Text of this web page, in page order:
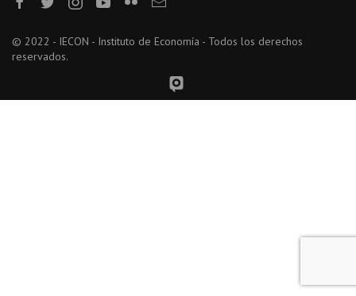
© 2022 - IECON - Instituto de Economía - Todos los derechos
reservados.